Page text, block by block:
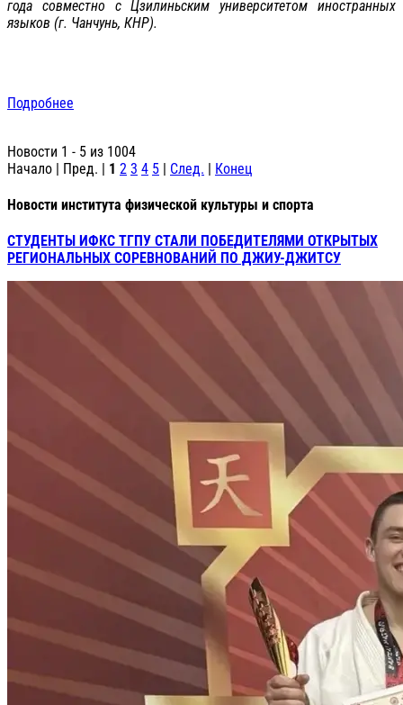
года совместно с Цзилиньским университетом иностранных
языков (г. Чанчунь, КНР).
Подробнее
Новости 1 - 5 из 1004
Начало | Пред. | 1 2 3 4 5 | След. | Конец
Новости института физической культуры и спорта
СТУДЕНТЫ ИФКС ТГПУ СТАЛИ ПОБЕДИТЕЛЯМИ ОТКРЫТЫХ
РЕГИОНАЛЬНЫХ СОРЕВНОВАНИЙ ПО ДЖИУ-ДЖИТСУ